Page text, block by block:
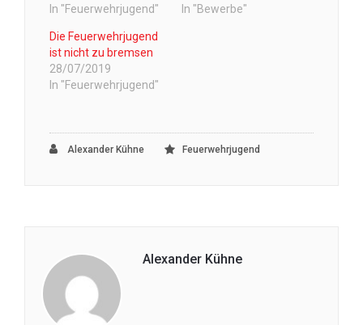
In "Feuerwehrjugend"
In "Bewerbe"
Die Feuerwehrjugend
ist nicht zu bremsen
28/07/2019
In "Feuerwehrjugend"
Alexander Kühne Feuerwehrjugend
Alexander Kühne